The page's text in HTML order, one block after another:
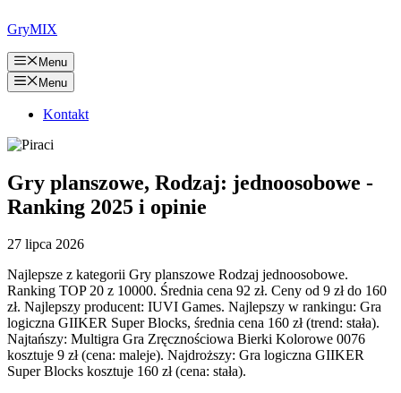
GryMIX
Menu
Menu
Kontakt
Gry planszowe, Rodzaj: jednoosobowe -
Ranking 2025 i opinie
27 lipca 2026
Najlepsze z kategorii Gry planszowe Rodzaj jednoosobowe.
Ranking TOP 20 z 10000. Średnia cena 92 zł. Ceny od 9 zł do 160
zł. Najlepszy producent: IUVI Games. Najlepszy w rankingu: Gra
logiczna GIIKER Super Blocks, średnia cena 160 zł (trend: stała).
Najtańszy: Multigra Gra Zręcznościowa Bierki Kolorowe 0076
kosztuje 9 zł (cena: maleje). Najdroższy: Gra logiczna GIIKER
Super Blocks kosztuje 160 zł (cena: stała).